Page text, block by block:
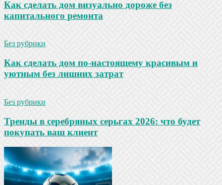
Как сделать дом визуально дороже без
капитального ремонта
Без рубрики
Как сделать дом по-настоящему красивым и
уютным без лишних затрат
Без рубрики
Тренды в серебряных серьгах 2026: что будет
покупать ваш клиент